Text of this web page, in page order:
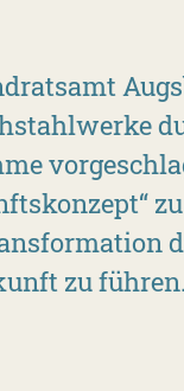
zu führen.